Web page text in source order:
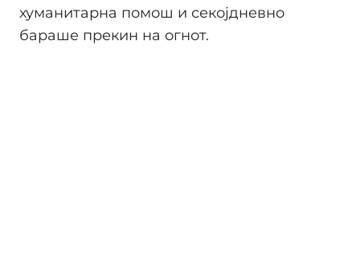
хуманитарна помош и секојдневно
бараше прекин на огнот.